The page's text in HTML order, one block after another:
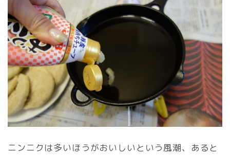
ニンニクは多いほうがおいしいという風潮、あると